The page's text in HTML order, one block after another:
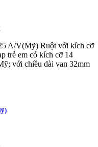
A/V(Mỹ) Ruột với kích cỡ
trẻ em có kích cỡ 14
với chiều dài van 32mm